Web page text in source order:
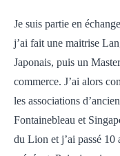
Je suis partie en
j’ai fait une maitrise
Japonais, puis un
commerce. J’ai alors
les associations
Fontainebleau et
du Lion et j’ai passé 10